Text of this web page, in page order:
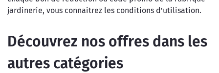
jardinerie, vous connaitrez les conditions d'utilisation.
Découvrez nos offres dans les
autres catégories